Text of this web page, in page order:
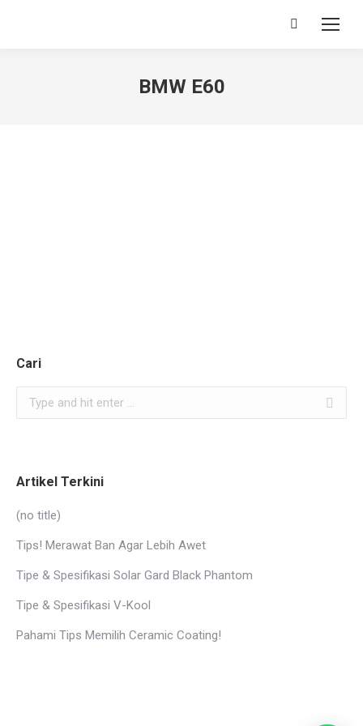
Search:
BMW E60
Cari
Search:
Artikel Terkini
(no title)
Tips! Merawat Ban Agar Lebih Awet
Tipe & Spesifikasi Solar Gard Black Phantom
Tipe & Spesifikasi V-Kool
Pahami Tips Memilih Ceramic Coating!